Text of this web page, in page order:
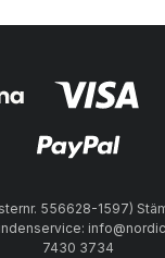
556628-1597)
7430 3734